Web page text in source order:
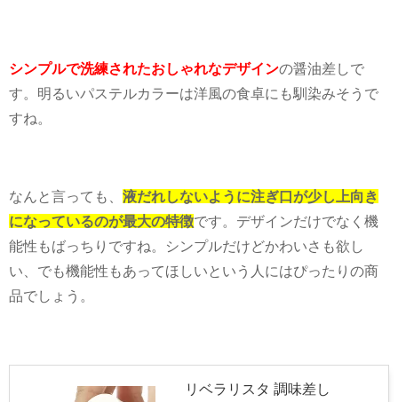
シンプルで洗練されたおしゃれなデザインの醤油差しで
す。明るいパステルカラーは洋風の食卓にも馴染みそうで
すね。
なんと言っても、 液だれしないように注ぎ口が少し上向き
になっているのが最大の特徴です。デザインだけでなく機
能性もばっちりですね。シンプルだけどかわいさも欲し
い、でも機能性もあってほしいという人にはぴったりの商
品でしょう。
リベラリスタ 調味差し